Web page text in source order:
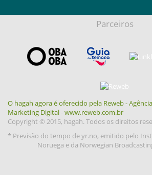
Parceiros
O hagah agora é oferecido pela Reweb -
Marketing Digital - www.reweb.com.br
Copyright © 2015, hagah. Todos os direitos
* Previsão do tempo de yr.no, emitido pelo
Noruega e da Norwegian